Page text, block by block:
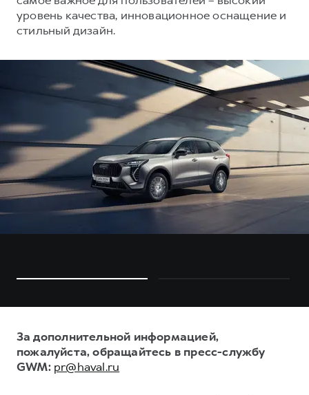
Коллекция Базовая
Коллекция Детская
уровень качества, инновационное оснащение и
стильный дизайн.
За дополнительной информацией,
пожалуйста, обращайтесь в пресс-службу
GWM: pr@haval.ru